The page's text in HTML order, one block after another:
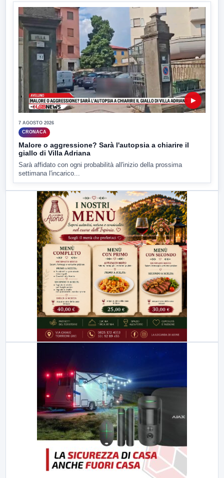
▶
7 AGOSTO 2026
CRONACA
Malore o aggressione? Sarà l'autopsia a chiarire il
giallo di Villa Adriana
Sarà affidato con ogni probabilità all'inizio della prossima
settimana l'incarico...